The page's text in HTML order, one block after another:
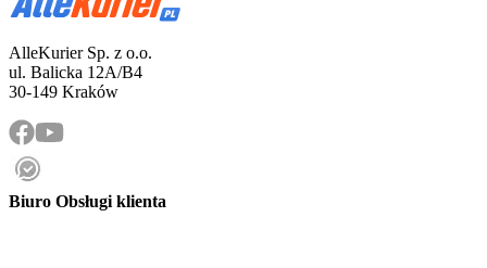
AlleKurier Sp. z o.o.
ul. Balicka 12A/B4
30-149 Kraków
Biuro Obsługi klienta